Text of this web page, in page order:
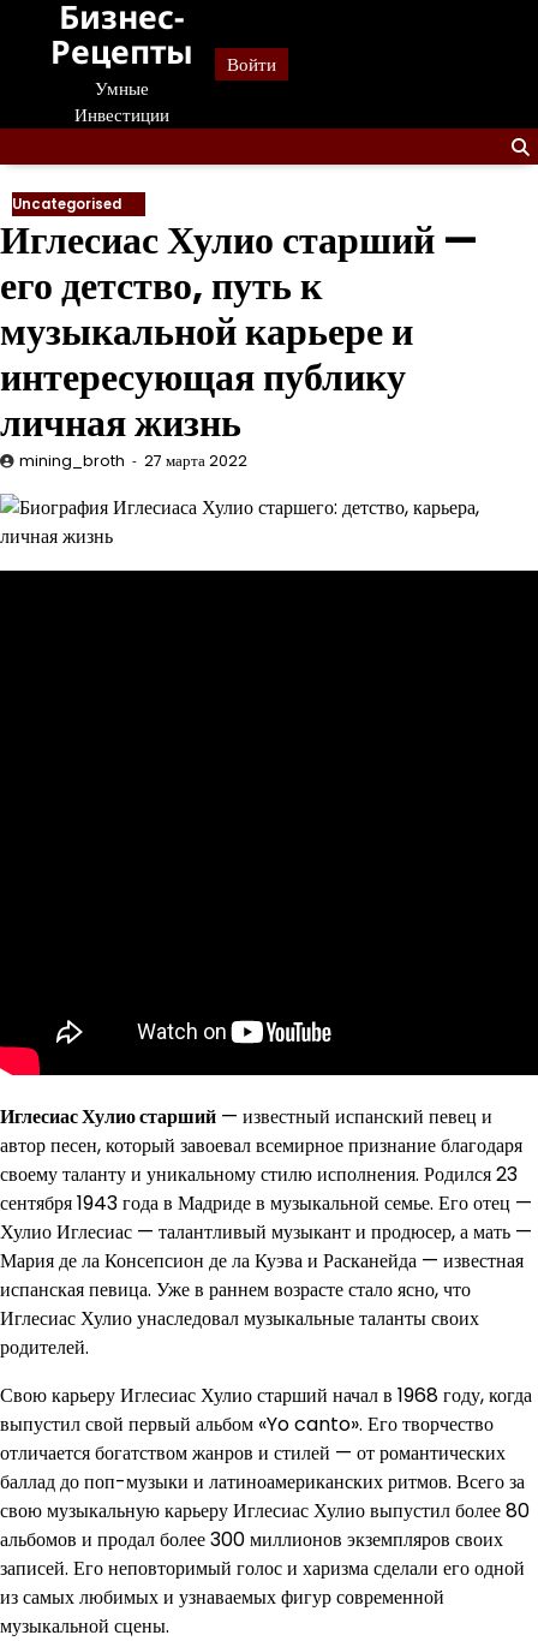
Перейти
содержанию
Бизнес-
Рецепты
Умные
Инвестиции
Войти
Uncategorised
Иглесиас Хулио старший —
его детство, путь к
музыкальной карьере и
интересующая публику
личная жизнь
mining_broth 27 марта 2022
Иглесиас Хулио старший — известный испанский певец и
автор песен, который завоевал всемирное признание благодаря
своему таланту и уникальному стилю исполнения. Родился 23
сентября 1943 года в Мадриде в музыкальной семье. Его отец —
Хулио Иглесиас — талантливый музыкант и продюсер, а мать —
Мария де ла Консепсион де ла Куэва и Расканейда — известная
испанская певица. Уже в раннем возрасте стало ясно, что
Иглесиас Хулио унаследовал музыкальные таланты своих
родителей.
Свою карьеру Иглесиас Хулио старший начал в 1968 году, когда
выпустил свой первый альбом «Yo canto». Его творчество
отличается богатством жанров и стилей — от романтических
баллад до поп-музыки и латиноамериканских ритмов. Всего за
свою музыкальную карьеру Иглесиас Хулио выпустил более 80
альбомов и продал более 300 миллионов экземпляров своих
записей. Его неповторимый голос и харизма сделали его одной
из самых любимых и узнаваемых фигур современной
музыкальной сцены.